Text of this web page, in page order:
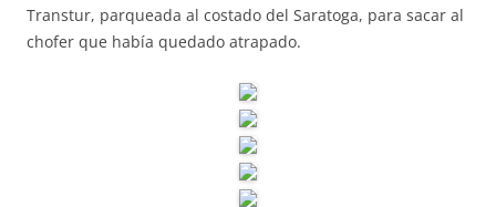
Transtur, parqueada al costado del Saratoga, para sacar al
chofer que había quedado atrapado.